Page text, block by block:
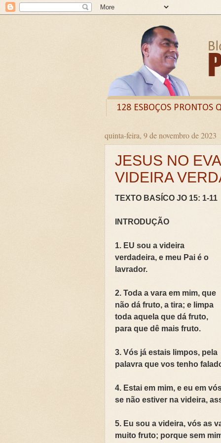
128 ESBOÇOS PRONTOS
Odysee
Livro X
CURSO DE FORMAÇÃO
LIVRETO: TÍTULO - O
Guia prático: Como
💍CASAMENTO SEM
💍CASAMENTO SEM
JARDIM SEM CERCA:
REVELANDO O
Curso: Teologia Bíblica
Curso Completo: Teologia
Curso: Ezequiel: A
Curso: Êxodo: A Jornada
Curso: Teologia Bíblica
Curso: Quando a Glória
Curso Completo: Teologia
📚SETE ERROS QUE O
A Fé Define seus Limites
quinta-feira, 9 de novembro de 2023
JESUS NO
VIDEIRA
TEXTO BASÍCO JO 15: 1-11
INTRODUÇÃO
1. EU sou a videira
verdadeira, e meu Pai é o
lavrador.
2. Toda a vara em mim, que
não dá fruto, a tira; e limpa
toda aquela que dá fruto,
para que dê mais fruto.
3. Vós já estais limpos, pela
palavra que vos tenho
4. Estai em mim, e eu em
se não estiver na videira,
5. Eu sou a videira, vós as
muito fruto; porque sem